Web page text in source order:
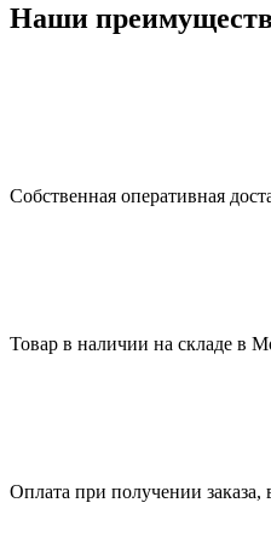
Наши
Собственная оперативная
Товар в наличии на складе в
Оплата при получении заказа,